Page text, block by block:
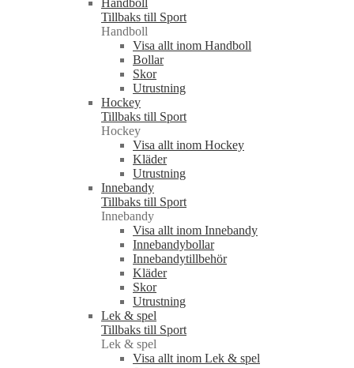
Handboll
Tillbaks till Sport
Handboll
Visa allt inom Handboll
Bollar
Skor
Utrustning
Hockey
Tillbaks till Sport
Hockey
Visa allt inom Hockey
Kläder
Utrustning
Innebandy
Tillbaks till Sport
Innebandy
Visa allt inom Innebandy
Innebandybollar
Innebandytillbehör
Kläder
Skor
Utrustning
Lek & spel
Tillbaks till Sport
Lek & spel
Visa allt inom Lek & spel